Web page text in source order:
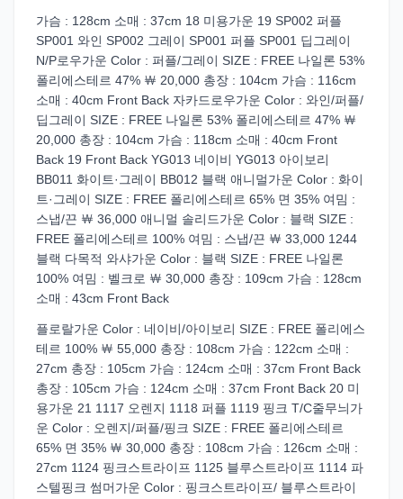
가슴 : 128cm 소매 : 37cm 18 미용가운 19 SP002 퍼플
SP001 와인 SP002 그레이 SP001 퍼플 SP001 딥그레이
N/P로우가운 Color : 퍼플/그레이 SIZE : FREE 나일론 53%
폴리에스테르 47% ￦ 20,000 총장 : 104cm 가슴 : 116cm
소매 : 40cm Front Back 자카드로우가운 Color : 와인/퍼플/
딥그레이 SIZE : FREE 나일론 53% 폴리에스테르 47% ￦
20,000 총장 : 104cm 가슴 : 118cm 소매 : 40cm Front
Back 19 Front Back YG013 네이비 YG013 아이보리
BB011 화이트·그레이 BB012 블랙 애니멀가운 Color : 화이
트·그레이 SIZE : FREE 폴리에스테르 65% 면 35% 여밈 :
스냅/끈 ￦ 36,000 애니멀 솔리드가운 Color : 블랙 SIZE :
FREE 폴리에스테르 100% 여밈 : 스냅/끈 ￦ 33,000 1244
블랙 다목적 와샤가운 Color : 블랙 SIZE : FREE 나일론
100% 여밈 : 벨크로 ￦ 30,000 총장 : 109cm 가슴 : 128cm
소매 : 43cm Front Back
플로랄가운 Color : 네이비/아이보리 SIZE : FREE 폴리에스
테르 100% ￦ 55,000 총장 : 108cm 가슴 : 122cm 소매 :
27cm 총장 : 105cm 가슴 : 124cm 소매 : 37cm Front Back
총장 : 105cm 가슴 : 124cm 소매 : 37cm Front Back 20 미
용가운 21 1117 오렌지 1118 퍼플 1119 핑크 T/C줄무늬가
운 Color : 오렌지/퍼플/핑크 SIZE : FREE 폴리에스테르
65% 면 35% ￦ 30,000 총장 : 108cm 가슴 : 126cm 소매 :
27cm 1124 핑크스트라이프 1125 블루스트라이프 1114 파
스텔핑크 썸머가운 Color : 핑크스트라이프/ 블루스트라이